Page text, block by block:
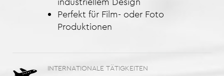
Perfekt für Film- oder Foto
Produktionen
INTERNATIONALE TÄTIGKEITEN